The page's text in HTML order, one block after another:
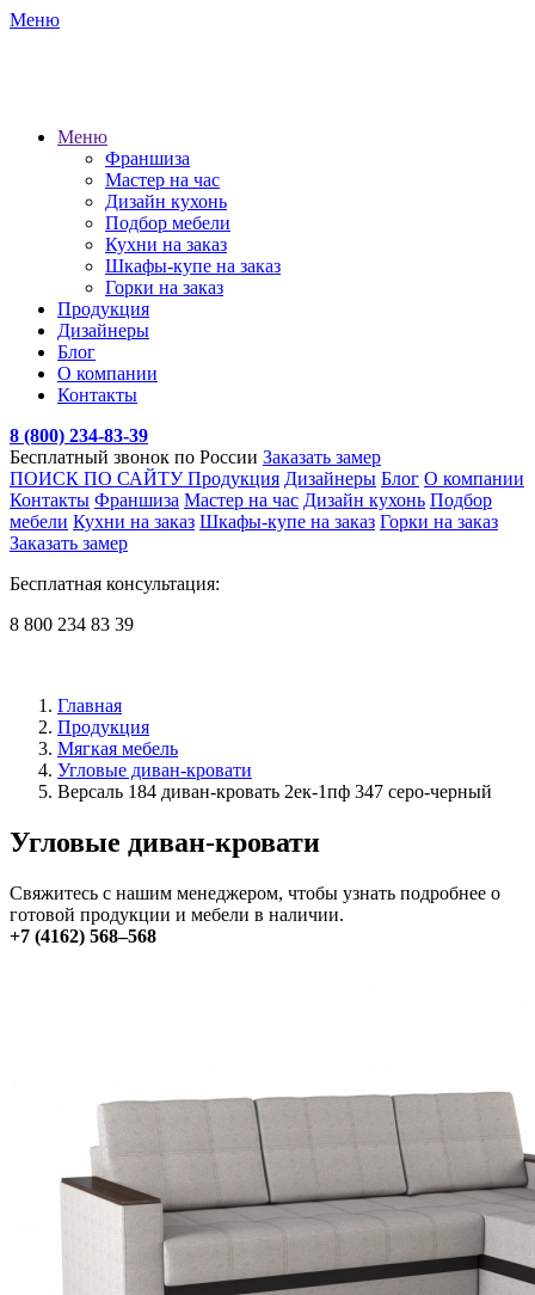
Меню
Меню
Франшиза
Мастер на час
Дизайн кухонь
Подбор мебели
Кухни на заказ
Шкафы-купе на заказ
Горки на заказ
Продукция
Дизайнеры
Блог
О компании
Контакты
8 (800) 234-83-39
Бесплатный звонок по России Заказать замер
ПОИСК ПО САЙТУПродукция Дизайнеры Блог О компании
Контакты Франшиза Мастер на час Дизайн кухонь Подбор
мебели Кухни на заказ Шкафы-купе на заказ Горки на заказ
Заказать замер
Бесплатная консультация:
8 800 234 83 39
Главная
Продукция
Мягкая мебель
Угловые диван-кровати
Версаль 184 диван-кровать 2ек-1пф 347 серо-черный
Угловые диван-кровати
Свяжитесь с нашим менеджером, чтобы узнать подробнее о
готовой продукции и мебели в наличии.
+7 (4162) 568–568